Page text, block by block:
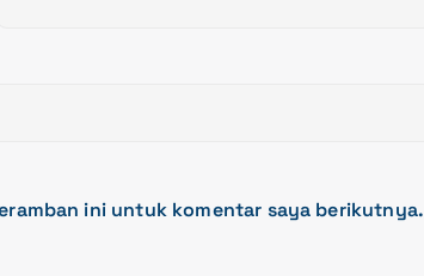
ini untuk komentar saya berikutnya.